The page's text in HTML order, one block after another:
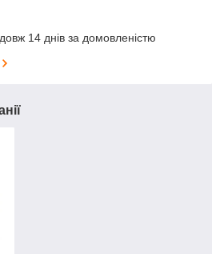
14 днів за домовленістю